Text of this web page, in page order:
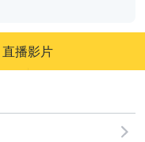
-
直播影片